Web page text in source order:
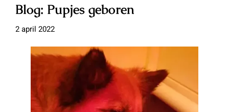
Blog: Pupjes geboren
2 april 2022